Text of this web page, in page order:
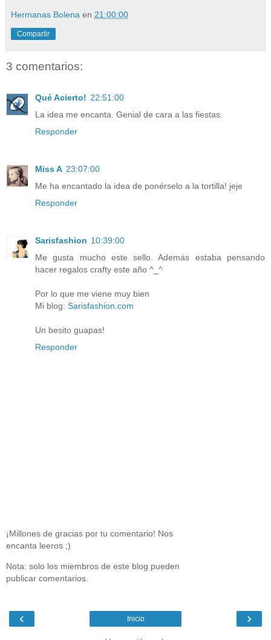
Hermanas Bolena en 21:00:00
Compartir
3 comentarios:
Qué Acierto! 22:51:00
La idea me encanta. Genial de cara a las fiestas.
Responder
Miss A 23:07:00
Me ha encantado la idea de ponérselo a la tortilla! jeje
Responder
Sarisfashion 10:39:00
Me gusta mucho este sello. Además estaba pensando
hacer regalos crafty este año ^_^
Por lo que me viene muy bien
Mi blog: Sarisfashion.com
Un besito guapas!
Responder
¡Millones de gracias por tu comentario! Nos
encanta leeros ;)
Nota: solo los miembros de este blog pueden
publicar comentarios.
‹ ›
Inicio